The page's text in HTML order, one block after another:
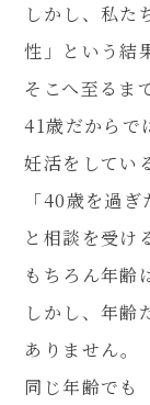
しかし、私た
性」という結
そこへ至るま
41歳だからで
妊活をしてい
「40歳を過
と相談を受け
もちろん年齢
しかし、年齢
ありません。
同じ年齢でも